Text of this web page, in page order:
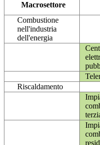
Macrosettore
Combustione
nell'industria
dell'energia
Riscaldamento